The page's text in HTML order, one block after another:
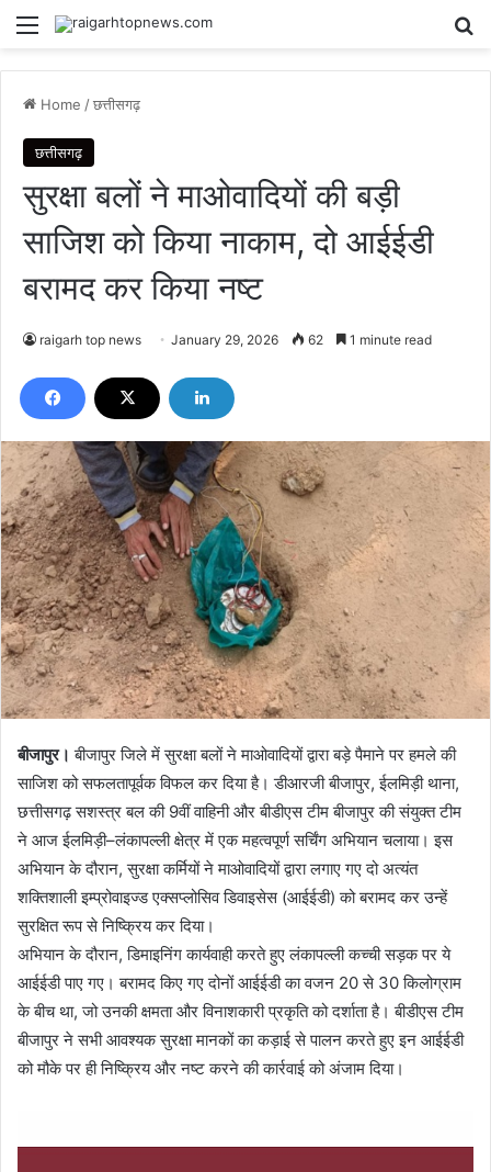
Menu
Home /छत्तीसगढ़
छत्तीसगढ़
सुरक्षा बलों ने माओवादियों की बड़ी
साजिश को किया नाकाम, दो आईईडी
बरामद कर किया नष्ट
raigarh top news January 29, 2026 62 1 minute read
बीजापुर। बीजापुर जिले में सुरक्षा बलों ने माओवादियों द्वारा बड़े पैमाने पर हमले की
साजिश को सफलतापूर्वक विफल कर दिया है। डीआरजी बीजापुर, ईलमिड़ी थाना,
छत्तीसगढ़ सशस्त्र बल की 9वीं वाहिनी और बीडीएस टीम बीजापुर की संयुक्त टीम
ने आज ईलमिड़ी–लंकापल्ली क्षेत्र में एक महत्वपूर्ण सर्चिंग अभियान चलाया। इस
अभियान के दौरान, सुरक्षा कर्मियों ने माओवादियों द्वारा लगाए गए दो अत्यंत
शक्तिशाली इम्प्रोवाइज्ड एक्सप्लोसिव डिवाइसेस (आईईडी) को बरामद कर उन्हें
सुरक्षित रूप से निष्क्रिय कर दिया।
अभियान के दौरान, डिमाइनिंग कार्यवाही करते हुए लंकापल्ली कच्ची सड़क पर ये
आईईडी पाए गए। बरामद किए गए दोनों आईईडी का वजन 20 से 30 किलोग्राम
के बीच था, जो उनकी क्षमता और विनाशकारी प्रकृति को दर्शाता है। बीडीएस टीम
बीजापुर ने सभी आवश्यक सुरक्षा मानकों का कड़ाई से पालन करते हुए इन आईईडी
को मौके पर ही निष्क्रिय और नष्ट करने की कार्रवाई को अंजाम दिया।